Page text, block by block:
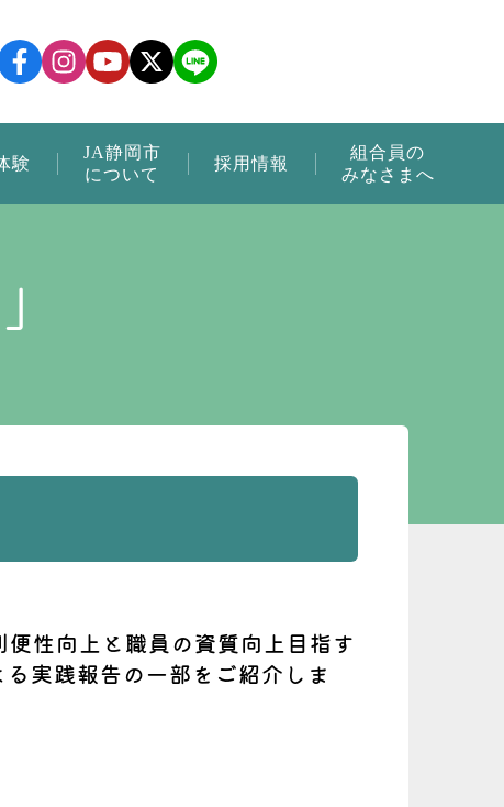
験
JA静岡市
について
採用情報
組合員の
みなさまへ
性向上と職員の資質向上目指す
実践報告の一部をご紹介しま